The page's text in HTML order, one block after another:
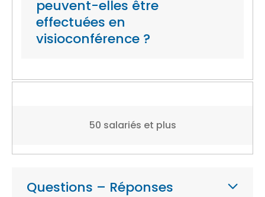
peuvent-elles être
effectuées en
visioconférence ?
50 salariés et plus
Questions – Réponses